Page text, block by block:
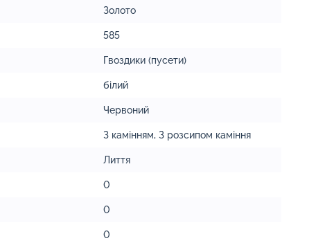
Золото
585
Гвоздики (пусети)
білий
Червоний
З камінням, З розсипом каміння
Лиття
0
0
0